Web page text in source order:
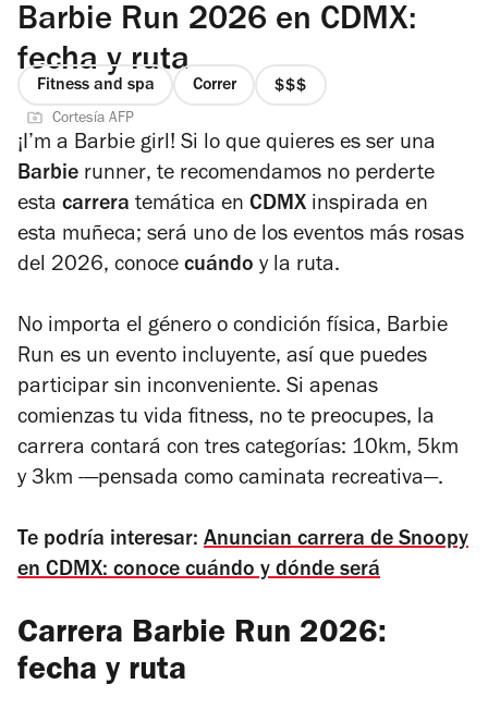
Barbie Run 2026 en CDMX:
fecha y ruta
Fitness and spa Correr
precio
de
4
Cortesía AFP
¡I’m a Barbie girl! Si lo que quieres es ser una
Barbie runner, te recomendamos no perderte
esta carrera temática en CDMX inspirada en
esta muñeca; será uno de los eventos más rosas
del 2026, conoce cuándo y la ruta.
No importa el género o condición física, Barbie
Run es un evento incluyente, así que puedes
participar sin inconveniente. Si apenas
comienzas tu vida fitness, no te preocupes, la
carrera contará con tres categorías: 10km, 5km
y 3km -—pensada como caminata recreativa—.
Te podría interesar: Anuncian carrera de Snoopy
en CDMX: conoce cuándo y dónde será
Carrera Barbie Run 2026:
fecha y ruta